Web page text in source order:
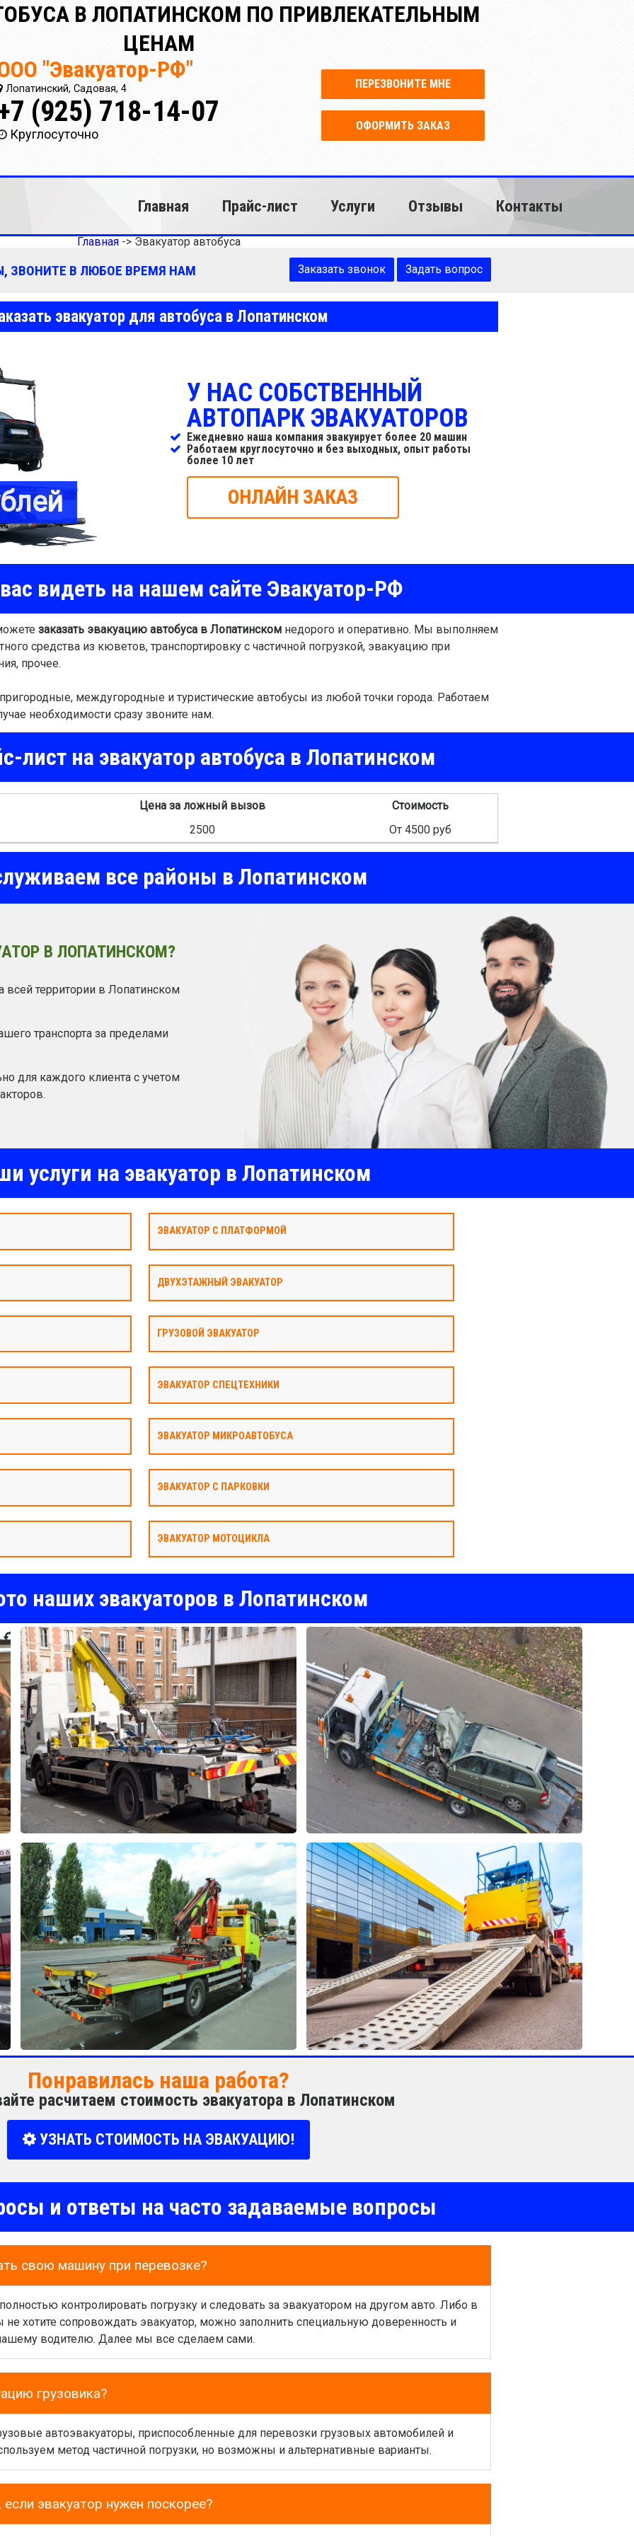
В ЛОПАТИНСКОМ ПО ПРИВЛЕКАТЕЛЬНЫМ
ЦЕНАМ
"Эвакуатор-РФ"
Лопатинский, Садовая, 4
(925) 718-14-07
Круглосуточно
ПЕРЕЗВОНИТЕ МНЕ
ОФОРМИТЬ ЗАКАЗ
Главная Прайс-лист Услуги Отзывы Контакты
Главная-> Эвакуатор автобуса
ЗВОНИТЕ В ЛЮБОЕ ВРЕМЯ НАМ Заказать звонок Задать вопрос
эвакуатор для автобуса в Лопатинском
У НАС СОБСТВЕННЫЙ
АВТОПАРК ЭВАКУАТОРОВ
Ежедневно наша компания эвакуирует более 20 машин
Работаем круглосуточно и без выходных, опыт работы
более 10 лет
ОНЛАЙН ЗАКАЗ
видеть на нашем сайте Эвакуатор-РФ
заказать эвакуацию автобуса в Лопатинском недорого и оперативно. Мы выполняем
средства из кюветов, транспортировку с частичной погрузкой, эвакуацию при
прочее.
междугородные и туристические автобусы из любой точки города. Работаем
необходимости сразу звоните нам.
лист на эвакуатор автобуса в Лопатинском
Цена за ложный вызов
Стоимость
2500
От 4500 руб
все районы в Лопатинском
В ЛОПАТИНСКОМ?
всей территории в Лопатинском
транспорта за пределами
для каждого клиента с учетом
услуги на эвакуатор в Лопатинском
ЭВАКУАТОР С ПЛАТФОРМОЙ
ДВУХЭТАЖНЫЙ ЭВАКУАТОР
ГРУЗОВОЙ ЭВАКУАТОР
ЭВАКУАТОР СПЕЦТЕХНИКИ
ЭВАКУАТОР МИКРОАВТОБУСА
ЭВАКУАТОР С ПАРКОВКИ
ЭВАКУАТОР МОТОЦИКЛА
наших эвакуаторов в Лопатинском
Понравилась наша работа?
расчитаем стоимость эвакуатора в Лопатинском
УЗНАТЬ СТОИМОСТЬ НА ЭВАКУАЦИЮ!
и ответы на часто задаваемые вопросы
свою машину при перевозке?
контролировать погрузку и следовать за эвакуатором на другом авто. Либо в
не хотите сопровождать эвакуатор, можно заполнить специальную доверенность и
водителю. Далее мы все сделаем сами.
грузовика?
автоэвакуаторы, приспособленные для перевозки грузовых автомобилей и
метод частичной погрузки, но возможны и альтернативные варианты.
эвакуатор нужен поскорее?